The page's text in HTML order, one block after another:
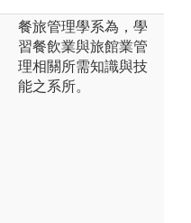
餐旅管理學系為，學
習餐飲業與旅館業管
理相關所需知識與技
能之系所。